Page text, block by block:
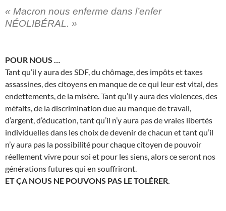
« Macron nous enferme dans l’enfer
NÉOLIBÉRAL. »
POUR NOUS …
Tant qu’il y aura des SDF, du chômage, des impôts et taxes
assassines, des citoyens en manque de ce qui leur est vital, des
endettements, de la misère. Tant qu’il y aura des violences, des
méfaits, de la discrimination due au manque de travail,
d’argent, d’éducation, tant qu’il n’y aura pas de vraies libertés
individuelles dans les choix de devenir de chacun et tant qu’il
n’y aura pas la possibilité pour chaque citoyen de pouvoir
réellement vivre pour soi et pour les siens, alors ce seront nos
générations futures qui en souffriront.
ET ÇA NOUS NE POUVONS PAS LE TOLÉRER.